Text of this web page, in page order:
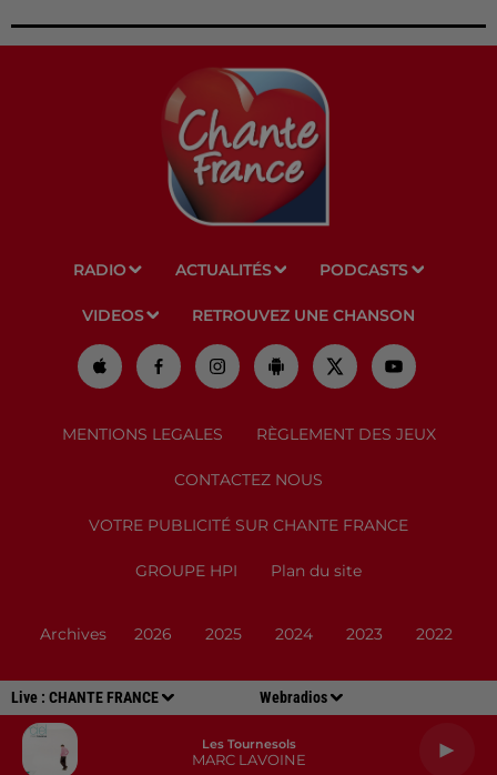
Live : CHANTE FRANCE Webradios
Les Tournesols
MARC LAVOINE
RADIO ACTUALITÉS PODCASTS
VIDEOS RETROUVEZ UNE CHANSON
MENTIONS LEGALES RÈGLEMENT DES JEUX
CONTACTEZ NOUS
VOTRE PUBLICITÉ SUR CHANTE FRANCE
GROUPE HPI Plan du site
Archives 2026 2025 2024 2023 2022